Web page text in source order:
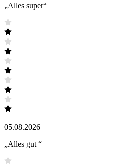
„Alles super“
05.08.2026
„Alles gut “